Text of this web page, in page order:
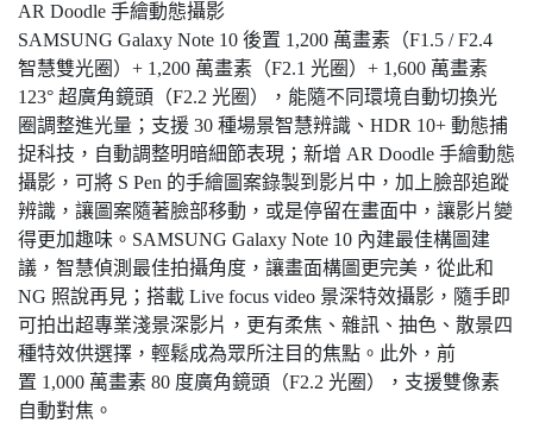
AR Doodle 手繪動態攝影
SAMSUNG Galaxy Note 10 後置 1,200 萬畫素（F1.5 / F2.4
智慧雙光圈）+ 1,200 萬畫素（F2.1 光圈）+ 1,600 萬畫素
123° 超廣角鏡頭（F2.2 光圈），能隨不同環境自動切換光
圈調整進光量；支援 30 種場景智慧辨識、HDR 10+ 動態捕
捉科技，自動調整明暗細節表現；新增 AR Doodle 手繪動態
攝影，可將 S Pen 的手繪圖案錄製到影片中，加上臉部追蹤
辨識，讓圖案隨著臉部移動，或是停留在畫面中，讓影片變
得更加趣味。SAMSUNG Galaxy Note 10 內建最佳構圖建
議，智慧偵測最佳拍攝角度，讓畫面構圖更完美，從此和
NG 照說再見；搭載 Live focus video 景深特效攝影，隨手即
可拍出超專業淺景深影片，更有柔焦、雜訊、抽色、散景四
種特效供選擇，輕鬆成為眾所注目的焦點。此外，前
置 1,000 萬畫素 80 度廣角鏡頭（F2.2 光圈），支援雙像素
自動對焦。